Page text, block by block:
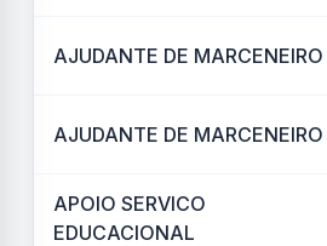
AJUDANTE DE MARCENEIRO
AJUDANTE DE MARCENEIRO
APOIO SERVICO
EDUCACIONAL